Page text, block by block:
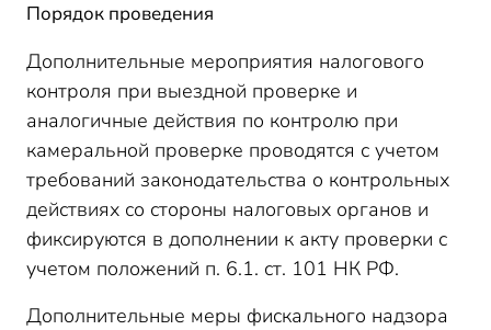
Порядок проведения
Дополнительные мероприятия налогового
контроля при выездной проверке и
аналогичные действия по контролю при
камеральной проверке проводятся с учетом
требований законодательства о контрольных
действиях со стороны налоговых органов и
фиксируются в дополнении к акту проверки с
учетом положений п. 6.1. ст. 101 НК РФ.
Дополнительные меры фискального надзора